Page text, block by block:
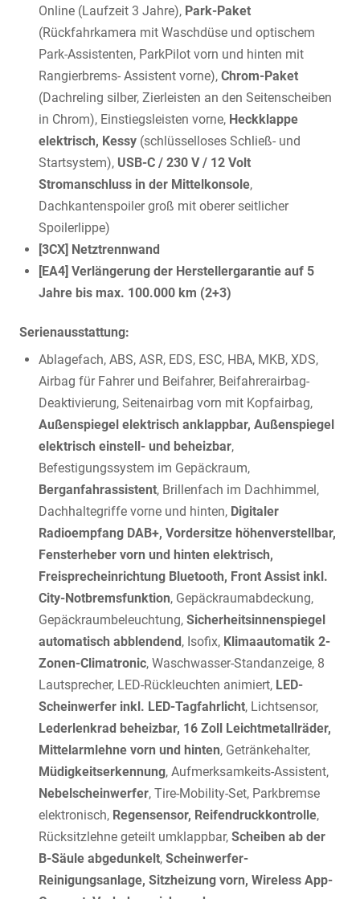
Online (Laufzeit 3 Jahre), Park-Paket
(Rückfahrkamera mit Waschdüse und optischem
Park-Assistenten, ParkPilot vorn und hinten mit
Rangierbrems- Assistent vorne), Chrom-Paket
(Dachreling silber, Zierleisten an den Seitenscheiben
in Chrom), Einstiegsleisten vorne, Heckklappe
elektrisch, Kessy (schlüsselloses Schließ- und
Startsystem), USB-C / 230 V / 12 Volt
Stromanschluss in der Mittelkonsole,
Dachkantenspoiler groß mit oberer seitlicher
Spoilerlippe)
[3CX] Netztrennwand
[EA4] Verlängerung der Herstellergarantie auf 5
Jahre bis max. 100.000 km (2+3)
Serienausstattung:
Ablagefach, ABS, ASR, EDS, ESC, HBA, MKB, XDS,
Airbag für Fahrer und Beifahrer, Beifahrerairbag-
Deaktivierung, Seitenairbag vorn mit Kopfairbag,
Außenspiegel elektrisch anklappbar, Außenspiegel
elektrisch einstell- und beheizbar,
Befestigungssystem im Gepäckraum,
Berganfahrassistent, Brillenfach im Dachhimmel,
Dachhaltegriffe vorne und hinten, Digitaler
Radioempfang DAB+, Vordersitze höhenverstellbar,
Fensterheber vorn und hinten elektrisch,
Freisprecheinrichtung Bluetooth, Front Assist inkl.
City-Notbremsfunktion, Gepäckraumabdeckung,
Gepäckraumbeleuchtung, Sicherheitsinnenspiegel
automatisch abblendend , Isofix, Klimaautomatik 2-
Zonen-Climatronic, Waschwasser-Standanzeige, 8
Lautsprecher, LED-Rückleuchten animiert, LED-
Scheinwerfer inkl. LED-Tagfahrlicht, Lichtsensor,
Lederlenkrad beheizbar, 16 Zoll Leichtmetallräder,
Mittelarmlehne vorn und hinten, Getränkehalter,
Müdigkeitserkennung, Aufmerksamkeits-Assistent,
Nebelscheinwerfer, Tire-Mobility-Set, Parkbremse
elektronisch, Regensensor, Reifendruckkontrolle,
Rücksitzlehne geteilt umklappbar, Scheiben ab der
B-Säule abgedunkelt, Scheinwerfer-
Reinigungsanlage, Sitzheizung vorn, Wireless App-